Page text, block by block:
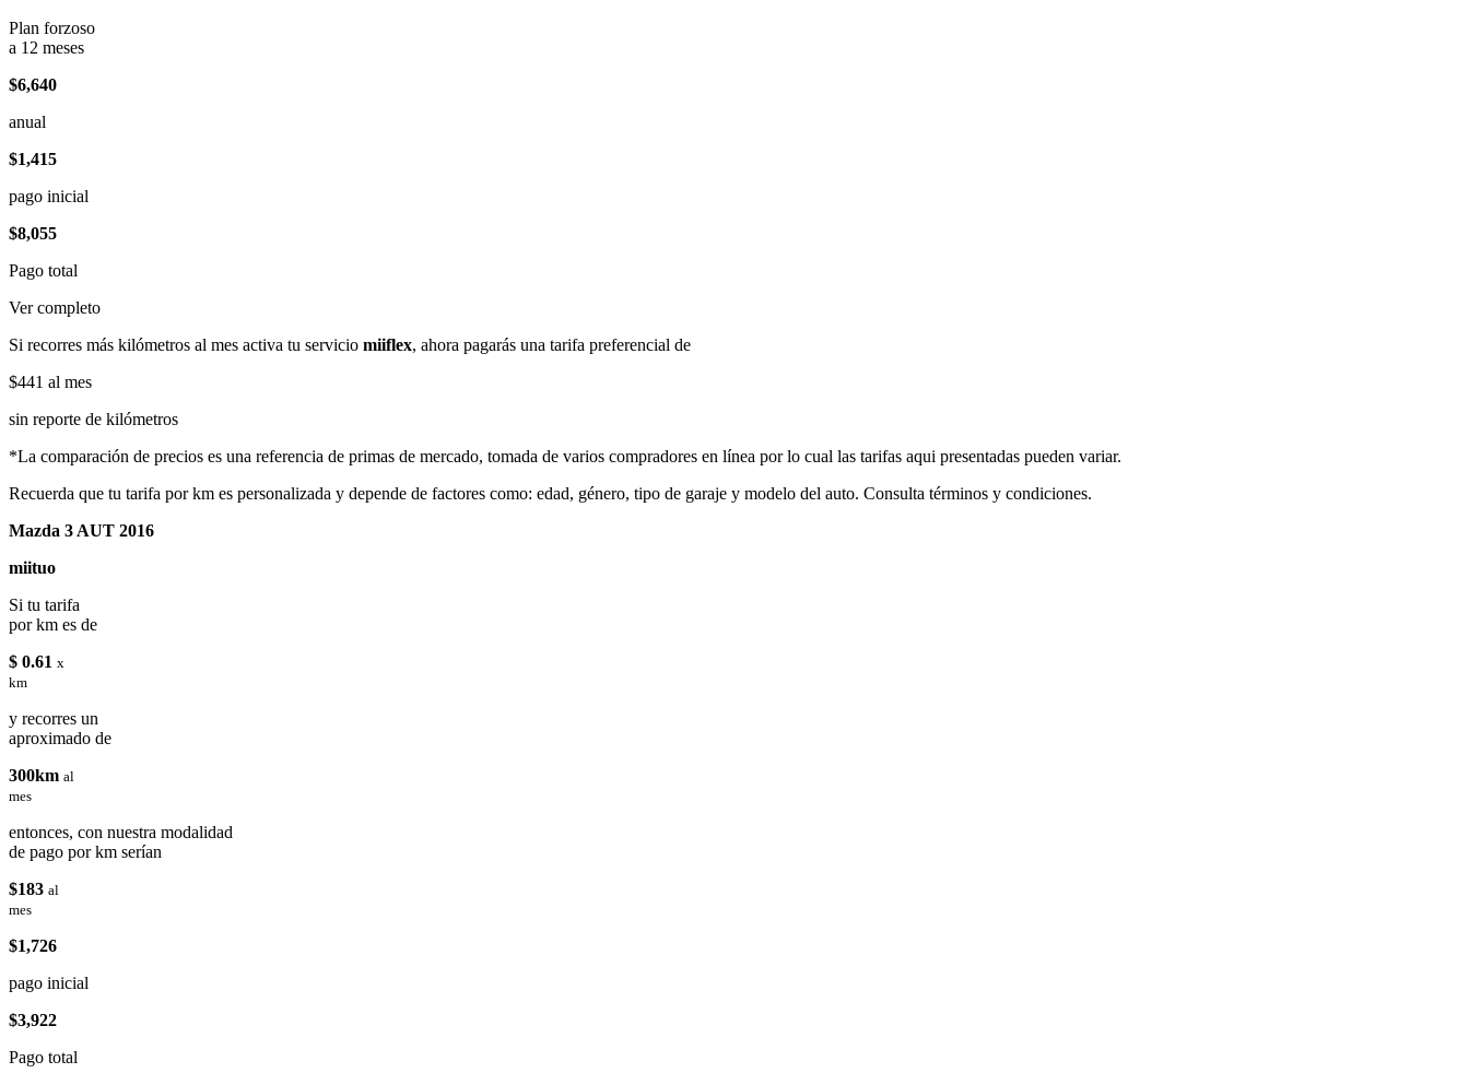
Plan forzoso
a 12 meses
$6,640
anual
$1,415
pago inicial
$8,055
Pago total
Ver completo
Si recorres más kilómetros al mes activa tu servicio miiflex, ahora pagarás una tarifa preferencial de
$441 al mes
sin reporte de kilómetros
*La comparación de precios es una referencia de primas de mercado, tomada de varios compradores en línea por lo cual las tarifas aqui presentadas pueden variar.
Recuerda que tu tarifa por km es personalizada y depende de factores como: edad, género, tipo de garaje y modelo del auto. Consulta términos y condiciones.
Mazda 3 AUT 2016
miituo
Si tu tarifa
por km es de
$ 0.61 x
km
y recorres un
aproximado de
300km al
mes
entonces, con nuestra modalidad
de pago por km serían
$183 al
mes
$1,726
pago inicial
$3,922
Pago total